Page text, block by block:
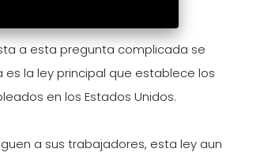
a esta pregunta complicada se
es la ley principal que establece los
en los Estados Unidos.
a sus trabajadores, esta ley aun